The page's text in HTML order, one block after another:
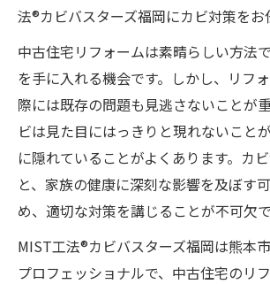
法®カビバスターズ福岡にカビ対策をお
中古住宅リフォームは素晴らしい方法
を手に入れる機会です。しかし、リフ
際には既存の問題も見逃さないことが
ビは見た目にはっきりと現れないこと
に隠れていることがよくあります。カ
と、家族の健康に深刻な影響を及ぼす
め、適切な対策を講じることが不可欠で
MIST工法®カビバスターズ福岡は熊本
プロフェッショナルで、中古住宅のリ